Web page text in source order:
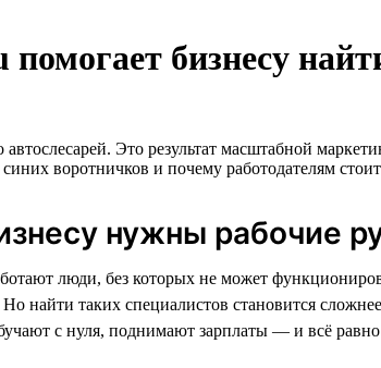
бизнесу
Это результат масштабной
воротничков и почему работодателям
нужны рабочие
люди, без которых не может
найти таких специалистов становится
с нуля, поднимают зарплаты — и всё